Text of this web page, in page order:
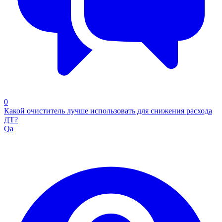
0
Какой очиститель лучше использовать для снижения расхода
ДТ?
Qa